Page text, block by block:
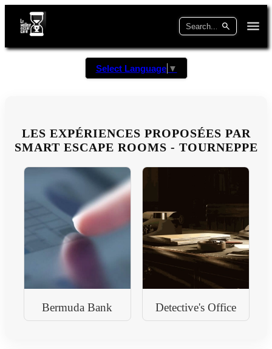
Select Language ▼
LES EXPÉRIENCES PROPOSÉES PAR
SMART ESCAPE ROOMS - TOURNEPPE
Bermuda Bank Detective's Office